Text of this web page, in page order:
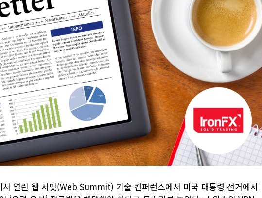
서 열린 웹 서밋(Web Summit) 기술 컨퍼런스에서 미국 대통령 선거에서